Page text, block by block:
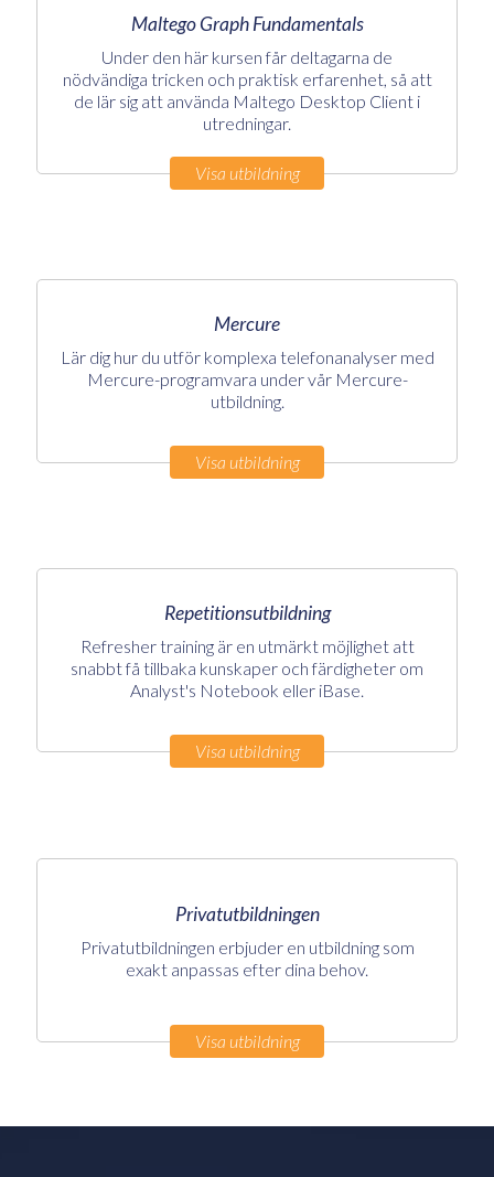
Maltego Graph Fundamentals
Under den här kursen får deltagarna de
nödvändiga tricken och praktisk erfarenhet, så att
de lär sig att använda Maltego Desktop Client i
utredningar.
Visa utbildning
Mercure
Lär dig hur du utför komplexa telefonanalyser med
Mercure-programvara under vår Mercure-
utbildning.
Visa utbildning
Repetitionsutbildning
Refresher training är en utmärkt möjlighet att
snabbt få tillbaka kunskaper och färdigheter om
Analyst's Notebook eller iBase.
Visa utbildning
Privatutbildningen
Privatutbildningen erbjuder en utbildning som
exakt anpassas efter dina behov.
Visa utbildning